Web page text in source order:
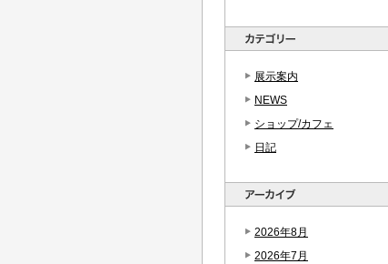
展示案内
NEWS
ショップ/カフェ
日記
2026年8月
2026年7月